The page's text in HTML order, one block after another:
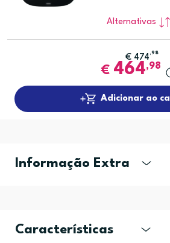
Alternativas
€ 474,98
€ 464,98
Adicionar ao
Informação Extra
Características